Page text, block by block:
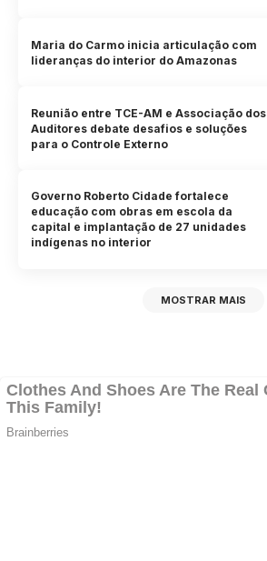
Maria do Carmo inicia articulação com
lideranças do interior do Amazonas
Reunião entre TCE-AM e Associação dos
Auditores debate desafios e soluções
para o Controle Externo
Governo Roberto Cidade fortalece
educação com obras em escola da
capital e implantação de 27 unidades
indígenas no interior
MOSTRAR MAIS